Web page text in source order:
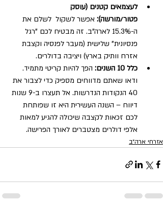
לעצמאים קטנים (עוסק
פטור/מורשה): אפשר לשקול  לשלם את
ה-15.3% לארה"ב. זה מבטיח לכם "רגל
פנסיונית" שלישית (מעבר לפנסיה וקצבת
אזרח וותיק בארץ) ויציבה בדולרים.
כלל 10 השנים:
הפך להיות קריטי מתמיד.
ודאו שאתם מדווחים מספיק כדי לצבור את
40 הנקודות הנדרשות. אל תעצרו ב-9 שנות
דיווח – השנה העשירית היא זו שפותחת
לכם זכאות לקצבה שיכולה להגיע למאות
אלפי דולרים מצטברים לאורך הפרישה.
אזרחי ארה״ב